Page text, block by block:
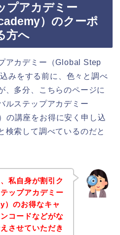
プアカデミー
）のクーポ
方へ
アカデミー（Global Step
みをする前に、色々と調べ
、多分、こちらのページに
ルステップアカデミー
の講座をお得に安く申し込
検索して調べているのだと
私自身が割引ク
ップアカデミー
）のお得なキャ
コードなどがな
させていただき